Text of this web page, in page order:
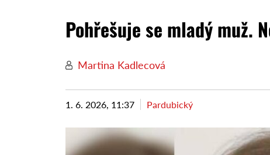
Pohřešuje se mladý muž.
Martina Kadlecová
1. 6. 2026, 11:37 Pardubický